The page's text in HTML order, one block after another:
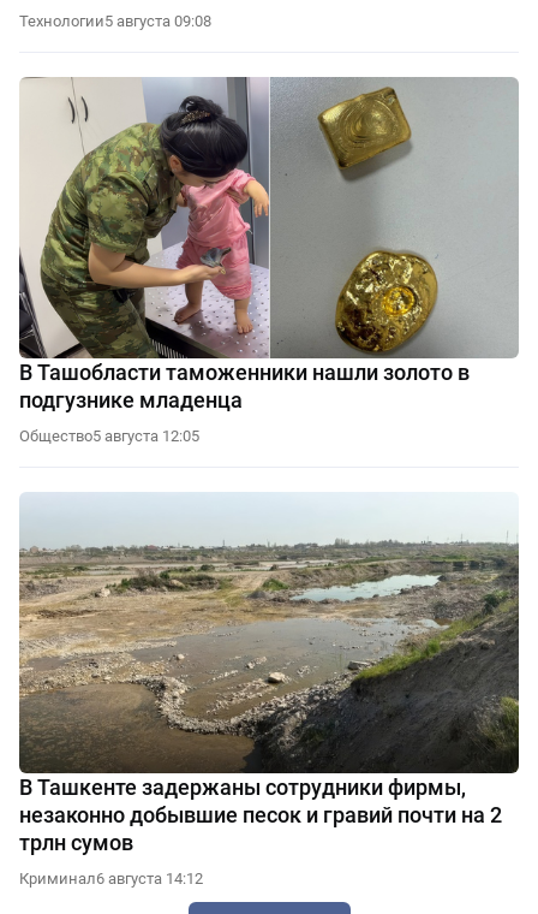
Технологии5 августа 09:08
В Ташобласти таможенники нашли золото в
подгузнике младенца
Общество5 августа 12:05
В Ташкенте задержаны сотрудники фирмы,
незаконно добывшие песок и гравий почти на 2
трлн сумов
Криминал6 августа 14:12